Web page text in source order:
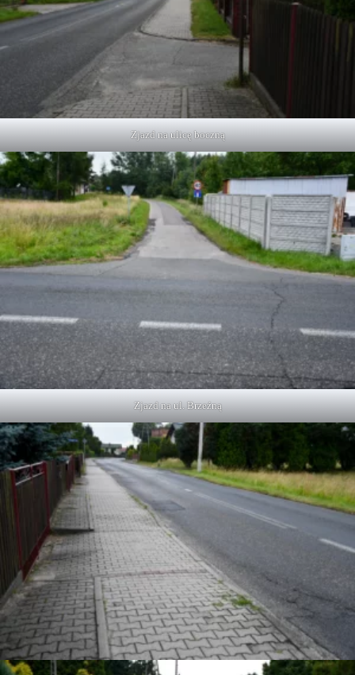
Zjazd na ulicę boczną
Zjazd na ul. Brzeźną